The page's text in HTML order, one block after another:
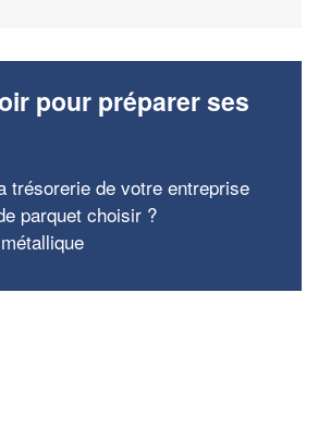
pour préparer ses
trésorerie de votre entreprise
parquet choisir ?